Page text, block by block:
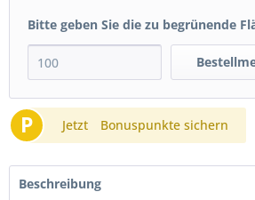
Bitte geben Sie die zu begrünende
P Jetzt Bonuspunkte sichern
Beschreibung